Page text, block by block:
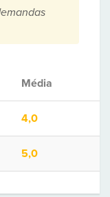
Média
4,0
5,0